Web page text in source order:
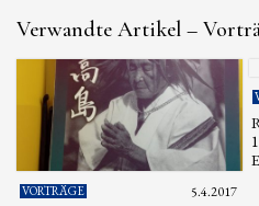
Verwandte Artikel –
VORTRÄGE 5.4.2017